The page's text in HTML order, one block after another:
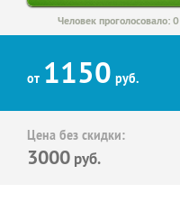
Человек проголосовало: 0
от 1150 руб.
Цена без скидки:
3000 руб.